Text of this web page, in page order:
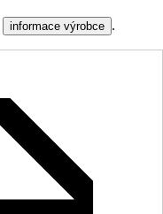
informace výrobce .